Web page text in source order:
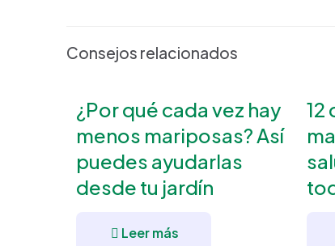
Consejos relacionados
¿Por qué cada vez hay
menos mariposas? Así
puedes ayudarlas
desde tu jardín
Leer más
12